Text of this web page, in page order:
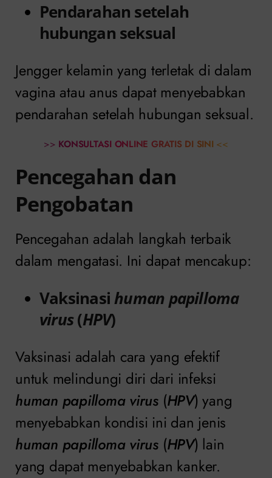
Pendarahan setelah
hubungan seksual
Jengger kelamin yang terletak di dalam
vagina atau anus dapat menyebabkan
pendarahan setelah hubungan seksual.
>> KONSULTASI ONLINE GRATIS DI SINI <<
Pencegahan dan
Pengobatan
Pencegahan adalah langkah terbaik
dalam mengatasi. Ini dapat mencakup:
Vaksinasihuman papilloma
virus(HPV)
Vaksinasi adalah cara yang efektif
untuk melindungi diri dari infeksi
human papilloma virus(HPV) yang
menyebabkan kondisi ini dan jenis
human papilloma virus(HPV) lain
yang dapat menyebabkan kanker.